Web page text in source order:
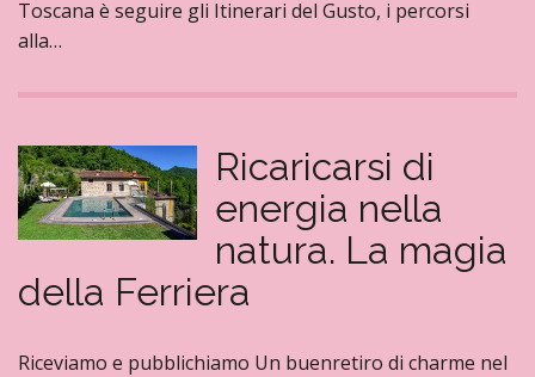
Toscana è seguire gli Itinerari del Gusto, i percorsi
alla…
Ricaricarsi di
energia nella
natura. La magia
della Ferriera
Riceviamo e pubblichiamo Un buenretiro di charme nel